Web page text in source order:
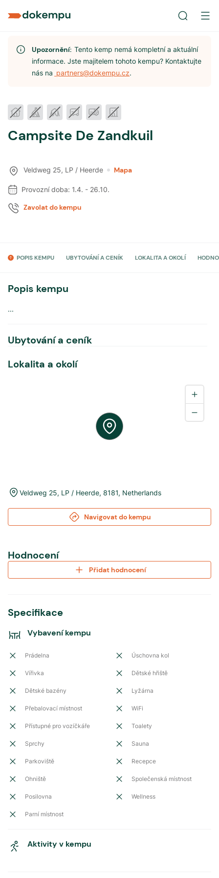
Upozornění:Tento kemp nemá kompletní a aktuální
informace. Jste majitelem tohoto kempu? Kontaktujte
nás na partners@dokempu.cz.
Campsite De Zandkuil
Veldweg 25, LP / Heerde Mapa
Provozní doba: 1.4. - 26.10.
Zavolat do kempu
POPIS KEMPU UBYTOVÁNÍ A CENÍK LOKALITA A OKOLÍ
Popis kempu
...
Ubytování a ceník
Lokalita a okolí
Veldweg 25, LP / Heerde, 8181, Netherlands
Navigovat do kempu
Hodnocení
Přidat hodnocení
Specifikace
Vybavení kempu
Prádelna Úschovna kol
Vířivka Dětské hřiště
Dětské bazény Lyžárna
Přebalovací místnost WiFi
Přístupné pro vozíčkáře Toalety
Sprchy Sauna
Parkoviště Recepce
Ohniště Společenská místnost
Posilovna Wellness
Parní místnost
Aktivity v kempu